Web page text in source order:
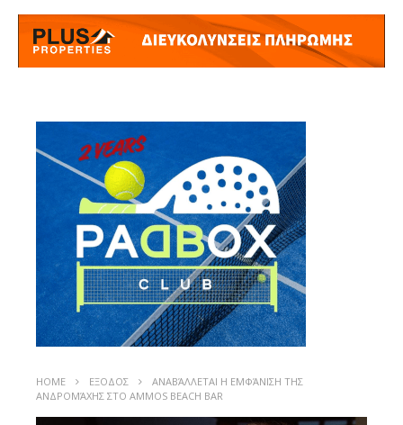
HOME ΕΞΟΔΟΣ
ΑΝΑΒΆΛΛΕΤΑΙ Η ΕΜΦΆΝΙΣΗ ΤΗΣ
ΑΝΔΡΟΜΆΧΗΣ ΣΤΟ AMMOS BEACH BAR